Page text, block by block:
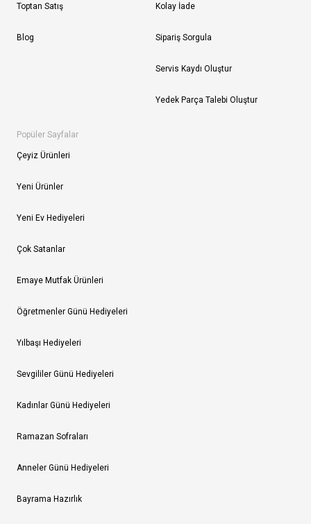
Toptan Satış
Blog
Kolay İade
Sipariş Sorgula
Servis Kaydı Oluştur
Yedek Parça Talebi Oluştur
Popüler Sayfalar
Çeyiz Ürünleri
Yeni Ürünler
Yeni Ev Hediyeleri
Çok Satanlar
Emaye Mutfak Ürünleri
Öğretmenler Günü Hediyeleri
Yılbaşı Hediyeleri
Sevgililer Günü Hediyeleri
Kadınlar Günü Hediyeleri
Ramazan Sofraları
Anneler Günü Hediyeleri
Bayrama Hazırlık